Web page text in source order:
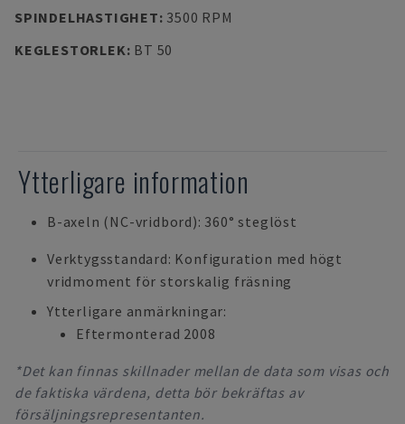
SPINDELHASTIGHET: 3500 RPM
KEGLESTORLEK: BT 50
Ytterligare information
B-axeln (NC-vridbord): 360° steglöst
Verktygsstandard: Konfiguration med högt
vridmoment för storskalig fräsning
Ytterligare anmärkningar:
Eftermonterad 2008
*Det kan finnas skillnader mellan de data som visas och
de faktiska värdena, detta bör bekräftas av
försäljningsrepresentanten.